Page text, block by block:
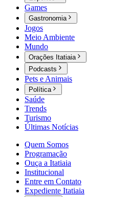
Games
Gastronomia
Jogos
Meio Ambiente
Mundo
Orações Itatiaia
Podcasts
Pets e Animais
Política
Saúde
Trends
Turismo
Últimas Notícias
Quem Somos
Programação
Ouça a Itatiaia
Institucional
Entre em Contato
Expediente Itatiaia